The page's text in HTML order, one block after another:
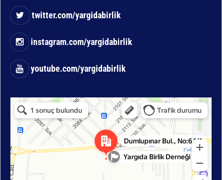
twitter.com/yargidabirlik
instagram.com/yargidabirlik
youtube.com/yargidabirlik